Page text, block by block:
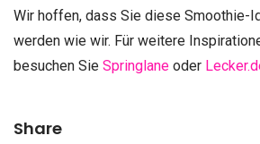
Wir hoffen, dass Sie diese Smoothie-
werden wie wir. Für weitere
besuchen Sie Springlane oder
Share